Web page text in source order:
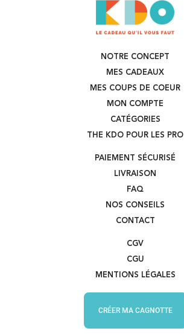
NOTRE CONCEPT
MES CADEAUX
MES COUPS DE COEUR
MON COMPTE
CATÉGORIES
THE KDO POUR LES PRO
PAIEMENT SÉCURISÉ
LIVRAISON
FAQ
NOS CONSEILS
CONTACT
CGV
CGU
MENTIONS LÉGALES
CRÉER MA CAGNOTTE